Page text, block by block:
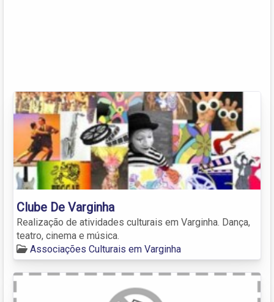
Clube De Varginha
Realização de atividades culturais em Varginha. Dança,
teatro, cinema e música.
Associações Culturais em Varginha